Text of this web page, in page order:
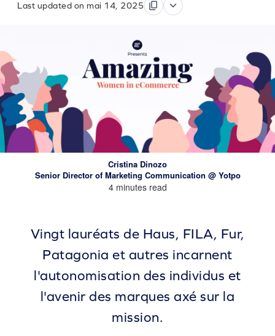
Last updated on mai 14, 2025
Cristina Dinozo
Senior Director of Marketing Communication @ Yotpo
4 minutes read
Vingt lauréats de Haus, FILA, Fur,
Patagonia et autres incarnent
l'autonomisation des individus et
l'avenir des marques axé sur la
mission.